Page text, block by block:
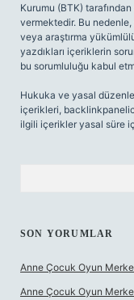
Kurumu (BTK)
vermektedir. Bu
veya araştırma
yazdıkları içeriklerin
bu sorumluluğu kabul
Hukuka ve yasal
içerikleri,
ilgili içerikler yasal süre
SON YORUMLAR
Anne Çocuk Oyun
Anne Çocuk Oyun